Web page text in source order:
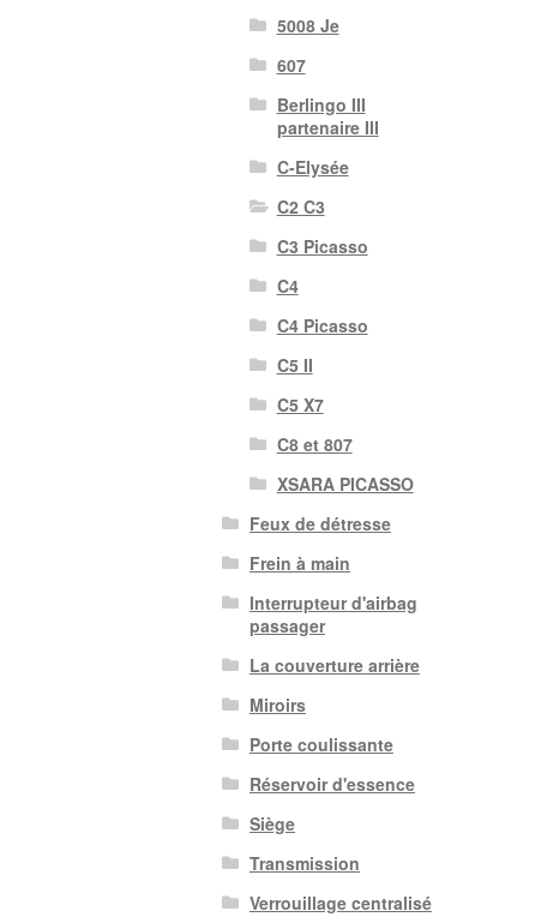
5008 Je
607
Berlingo III
partenaire III
C-Elysée
C2 C3
C3 Picasso
C4
C4 Picasso
C5 II
C5 X7
C8 et 807
XSARA PICASSO
Feux de détresse
Frein à main
Interrupteur d'airbag
passager
La couverture arrière
Miroirs
Porte coulissante
Réservoir d'essence
Siège
Transmission
Verrouillage centralisé